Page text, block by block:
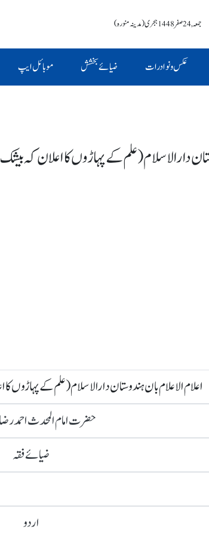
جمعہ , 24 صفر 1448 ہجری (مدینہ منورہ)
عکس و نوادرات ضیائے بخشش موبائل ایپ
دارالاسلام (علم کے پہاڑوں کا اعلان کہ
اعلام الاعلام بان ہندوستان دارالاسلام (علم کے پہاڑوں
حضرت امام المحدث احمد
ضیائے فقہ
اردو